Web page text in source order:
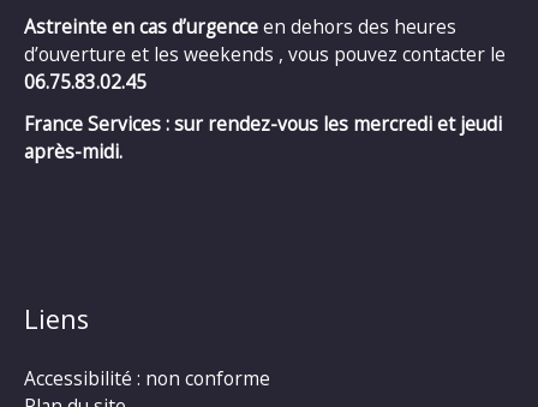
Astreinte en cas d’urgenceen dehors des heures
d’ouverture et les weekends , vous pouvez contacter le
06.75.83.02.45
France Services : sur rendez-vous les mercredi et jeudi
après-midi.
Liens
Accessibilité : non conforme